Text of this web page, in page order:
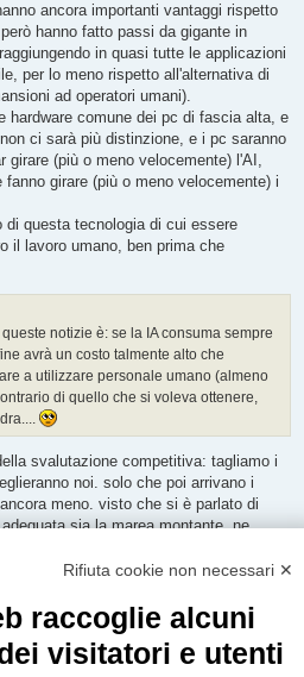
ancora importanti vantaggi rispetto
hanno fatto passi da gigante in
in quasi tutte le applicazioni
per lo meno rispetto all'alternativa di
ad operatori umani).
hardware comune dei pc di fascia alta, e
ci sarà più distinzione, e i pc saranno
girare (più o meno velocemente) l'AI,
girare (più o meno velocemente) i
questa tecnologia di cui essere
il lavoro umano, ben prima che
notizie è: se la IA consuma sempre
avrà un costo talmente alto che
a utilizzare personale umano (almeno
di quello che si voleva ottenere,
svalutazione competitiva: tagliamo i
noi. solo che poi arrivano i
meno. visto che si è parlato di
sia la marea montante. ne
cosiddetto stack: in basso l'hardware,
questa è un'evoluzione che gli
è una tecnologia che "allarga" la
diventa in grado di svolgere, e
Rifiuta cookie non necessari ✕
raccoglie alcuni
visitatori e utenti